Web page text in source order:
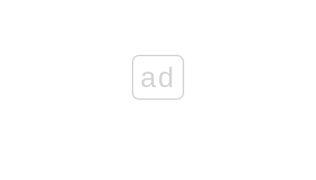
ad